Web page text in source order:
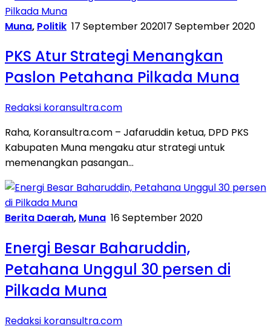
Muna, Politik 17 September 202017 September 2020
PKS Atur Strategi Menangkan
Paslon Petahana Pilkada Muna
Redaksi koransultra.com
Raha, Koransultra.com – Jafaruddin ketua, DPD PKS
Kabupaten Muna mengaku atur strategi untuk
memenangkan pasangan…
Berita Daerah, Muna 16 September 2020
Energi Besar Baharuddin,
Petahana Unggul 30 persen di
Pilkada Muna
Redaksi koransultra.com